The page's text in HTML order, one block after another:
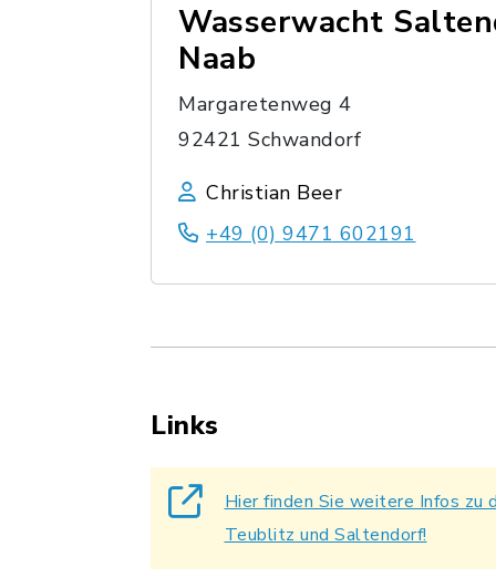
Wasserwacht
Naab
Margaretenweg 4
92421 Schwandorf
Christian Beer
+49 (0) 9471 602191
Links
Hier finden Sie weitere Infos zu
Teublitz und Saltendorf!